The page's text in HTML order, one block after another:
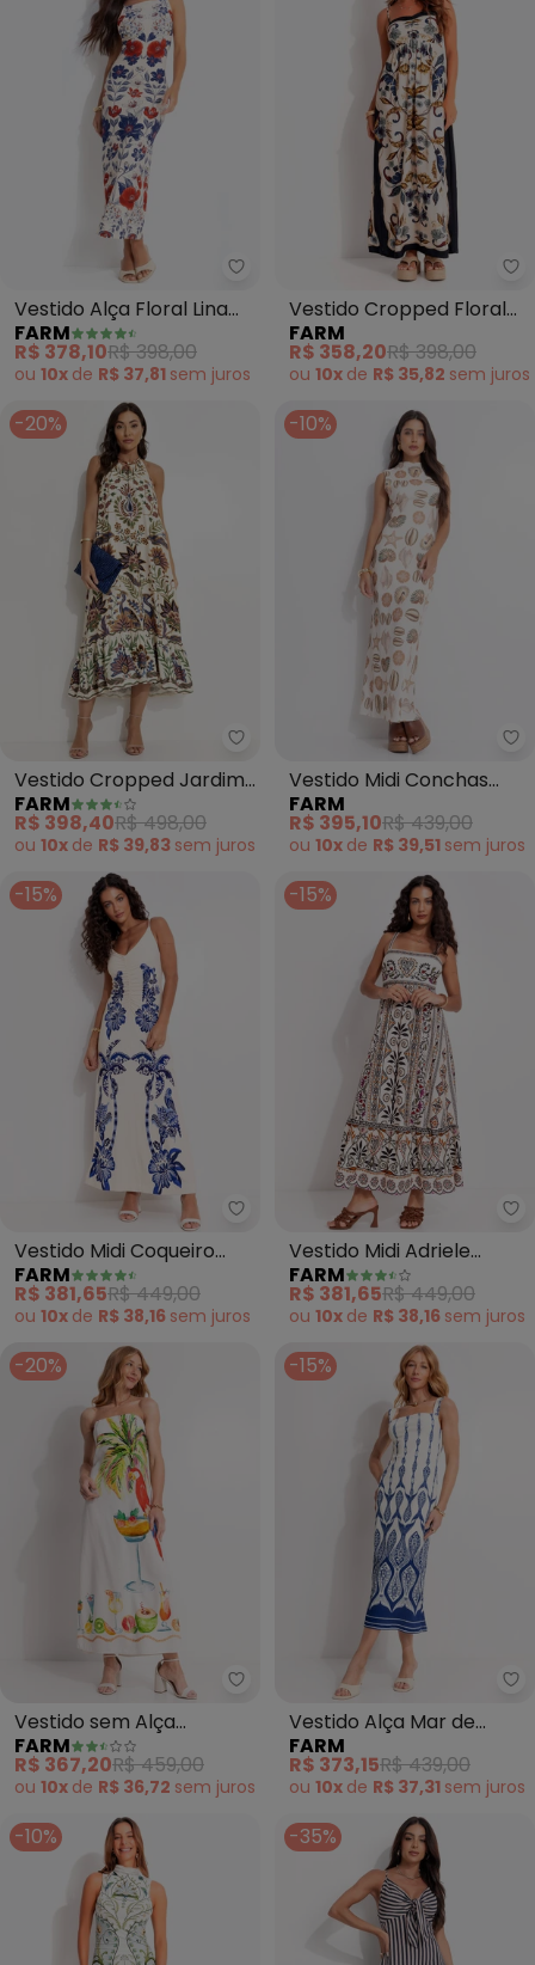
Farm - Vestido Alça Floral Lina
Vestido Alça Floral Lina
(Bege)
FARM
R$ 378,10R$ 398,00
ou 10x de R$ 37,81 sem juros
Vestido Cropped Floral
Bege (Bege)
FARM
R$ 358,20R$ 398,00
ou 10x de R$ 35,82 sem juros
-20%
Farm - Vestido Cropped
Vestido Cropped Jardim
Maravilhoso (Bege)
FARM
R$ 398,40R$ 498,00
ou 10x de R$ 39,83 sem juros
-10%
Vestido Midi Conchas
(Bege)
FARM
R$ 395,10R$ 439,00
ou 10x de R$ 39,51 sem juros
-15%
Farm - Vestido Midi Coqueiro
Vestido Midi Coqueiro
Tropical (Bege)
FARM
R$ 381,65R$ 449,00
ou 10x de R$ 38,16 sem juros
-15%
Vestido Midi Adriele
(Bege)
FARM
R$ 381,65R$ 449,00
ou 10x de R$ 38,16 sem juros
-20%
Farm - Vestido sem Alça
Vestido sem Alça
Coquetel Lenço (Off
White)
FARM
R$ 367,20R$ 459,00
ou 10x de R$ 36,72 sem juros
-15%
Vestido Alça Mar de
Estrelas (Off White)
FARM
R$ 373,15R$ 439,00
ou 10x de R$ 37,31 sem juros
-10% -35%